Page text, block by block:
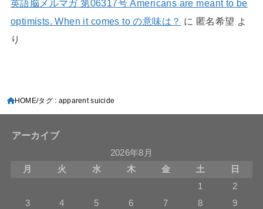
英語脳メルマガ 第06317号 Americans are meant to be
optimists. When it comes to の意味は？ に 匿名希望 よ
り
HOME タグ : apparent suicide
アーカイブ
2026年8月
月
火 水 木 金 土
日
1
2
3
4 5 6 7 8
9